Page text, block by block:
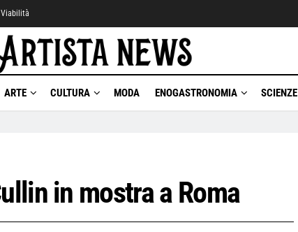
Viabilità
ARTE CULTURA MODA ENOGASTRONOMIA SCIENZE
in mostra a Roma